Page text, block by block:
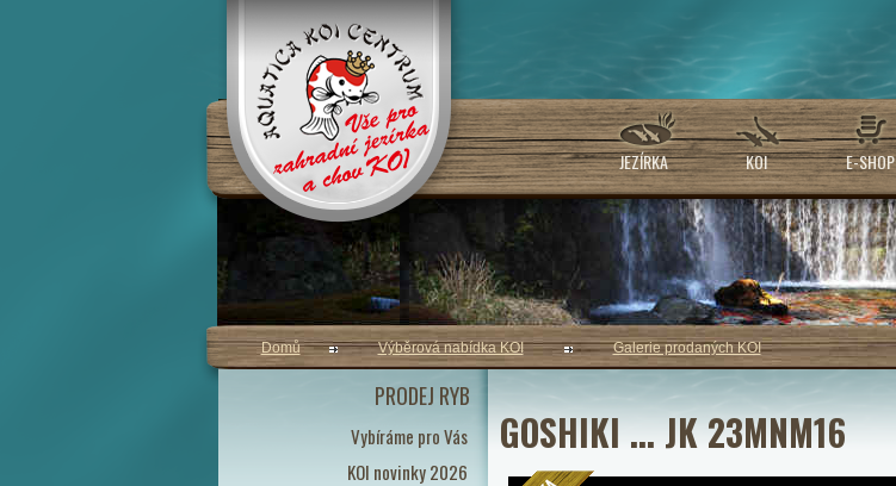
JEZÍRKA KOI E-SHOP
PRODEJ RYB
Vybíráme pro Vás
KOI novinky 2026
Domů Výběrová nabídka KOI Galerie prodaných KOI
GOSHIKI ... JK 23MNM16